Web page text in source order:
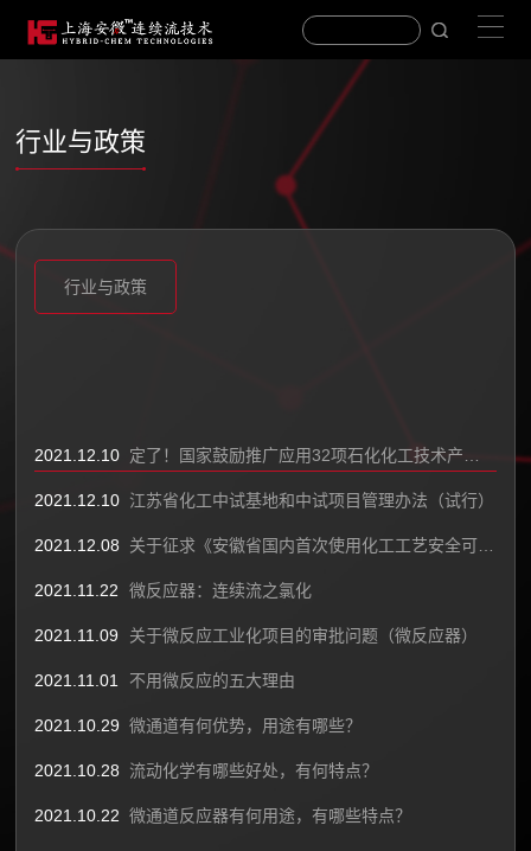
行业与政策
行业与政策
2021.12.10
2021.12.10 江苏省化工中试基地和中试项目管理办法（试行）
2021.12.08
2021.11.22 微反应器：连续流之氯化
2021.11.09 关于微反应工业化项目的审批问题（微反应器）
2021.11.01 不用微反应的五大理由
2021.10.29 ​微通道有何优势，用途有哪些？
2021.10.28 ​流动化学有哪些好处，有何特点？
2021.10.22 微通道反应器有何用途，有哪些特点？